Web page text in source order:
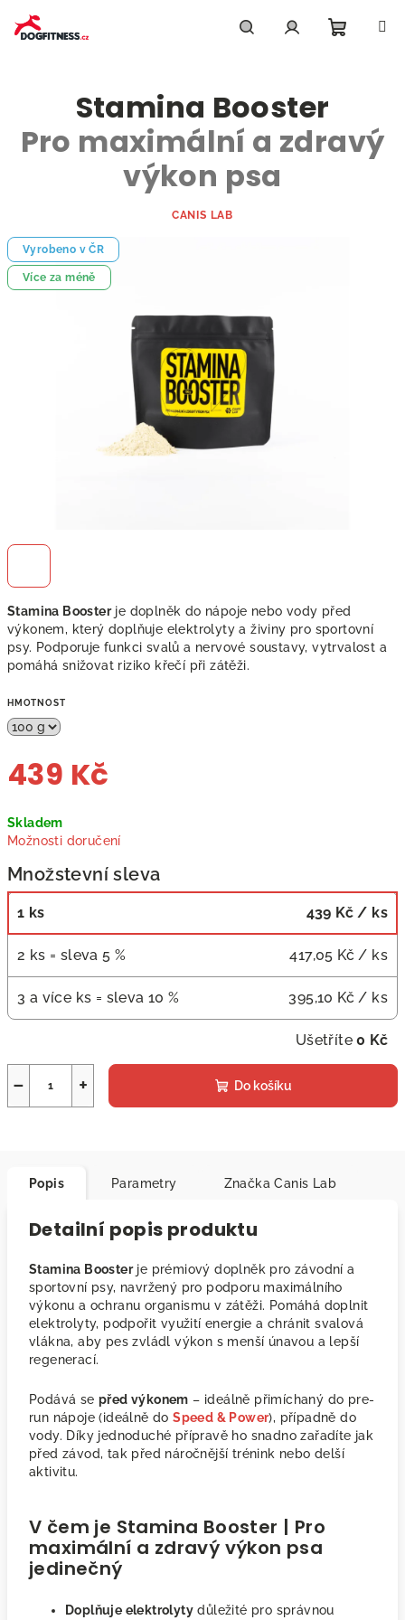
obsah
Stamina Boosterje doplněk do nápoje nebo vody před
výkonem, který doplňuje elektrolyty a živiny pro sportovní
psy. Podporuje funkci svalů a nervové soustavy, vytrvalost a
pomáhá snižovat riziko křečí při zátěži.
HMOTNOST
439 Kč
cena:
Skladem
Možnosti doručení
Množstevní sleva
1 ks 439 Kč / ks
2 ks = sleva 5 % 417,05 Kč / ks
3 a více ks = sleva 10 % 395,10 Kč / ks
Ušetříte0 Kč
+
− Do košíku
Stamina Booster
Pro maximální a zdravý
výkon psa
CANIS LAB
Vyrobeno v ČR
Více za méně
Popis Parametry Značka Canis Lab
Detailní popis produktu
Stamina Boosterje prémiový doplněk pro závodní a
sportovní psy, navržený pro podporu maximálního
výkonu a ochranu organismu v zátěži. Pomáhá doplnit
elektrolyty, podpořit využití energie a chránit svalová
vlákna, aby pes zvládl výkon s menší únavou a lepší
regenerací.
Podává se před výkonem – ideálně přimíchaný do pre-
run nápoje (ideálně doSpeed & Power), případně do
vody. Díky jednoduché přípravě ho snadno zařadíte jak
před závod, tak před náročnější trénink nebo delší
aktivitu.
V čem je Stamina Booster | Pro
maximální a zdravý výkon psa
jedinečný
Doplňuje elektrolyty důležité pro správnou